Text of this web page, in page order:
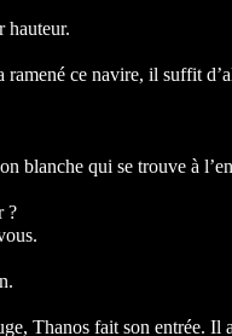
hauteur.
ce navire, il suffit
blanche qui se trouve à
?
Thanos fait son entrée. Il